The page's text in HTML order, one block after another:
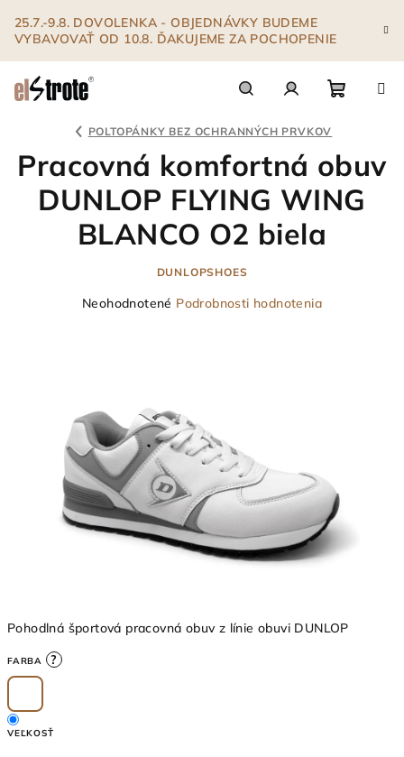
obsah
25.7.-9.8. DOVOLENKA - OBJEDNÁVKY BUDEME
VYBAVOVAŤ OD 10.8. ĎAKUJEME ZA POCHOPENIE
košík
POLTOPÁNKY BEZ OCHRANNÝCH PRVKOV
Pohodlná športová pracovná obuv z línie obuvi DUNLOP
FARBA ?
VEĽKOSŤ
Pracovná komfortná obuv
DUNLOP FLYING WING
BLANCO O2 biela
DUNLOPSHOES
Priemerné
5
hviezdičiek.
Neohodnotené Podrobnosti hodnotenia